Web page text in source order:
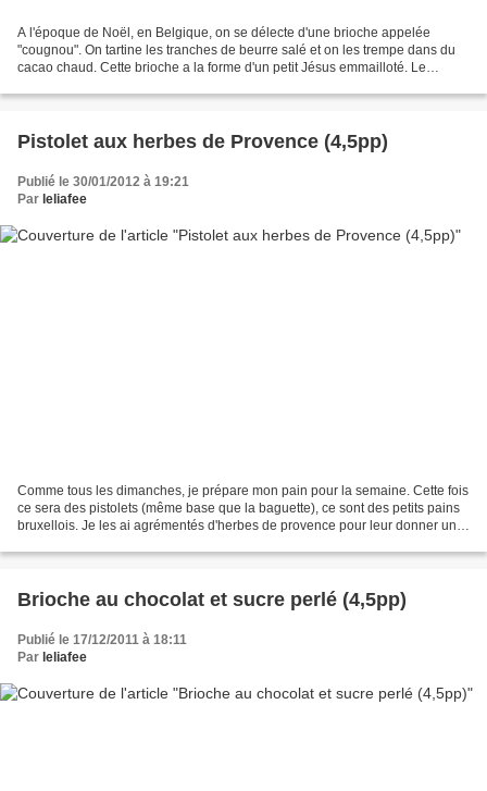
A l'époque de Noël, en Belgique, on se délecte d'une brioche appelée
"cougnou". On tartine les tranches de beurre salé et on les trempe dans du
cacao chaud. Cette brioche a la forme d'un petit Jésus emmailloté. Le
Pistolet aux herbes de Provence (4,5pp)
Publié le 30/01/2012 à 19:21
Par leliafee
Comme tous les dimanches, je prépare mon pain pour la semaine. Cette fois
ce sera des pistolets (même base que la baguette), ce sont des petits pains
bruxellois. Je les ai agrémentés d'herbes de provence pour leur donner un
Brioche au chocolat et sucre perlé (4,5pp)
Publié le 17/12/2011 à 18:11
Par leliafee